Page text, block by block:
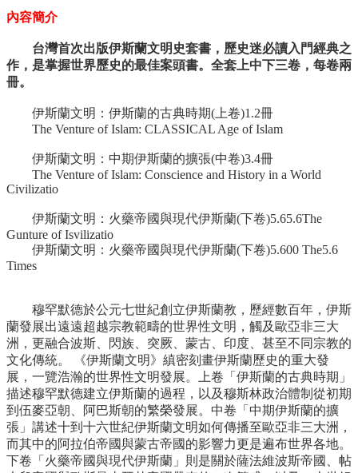
內容簡介
台灣首次出版伊斯蘭文明史套書，歷史迷必讀入門經典之
作，是掌握世界歷史的最佳案頭書。全套上中下三卷，每卷兩
冊。
伊斯蘭文明：伊斯蘭的古典時期(上卷)1.2冊
The Venture of Islam: CLASSICAL Age of Islam
伊斯蘭文明：中期伊斯蘭的擴張(中卷)3.4冊
The Venture of Islam: Conscience and History in a World
Civilizatio
伊斯蘭文明：火藥帝國與現代伊斯蘭(下卷)5.65.6The
Gunture of Isvilizatio
伊斯蘭文明：火藥帝國與現代伊斯蘭(下卷)5.600 The5.6
Times
穆罕默德於公元七世紀創立伊斯蘭教，歷經數百年，伊斯
蘭發展出遠遠超越宗教範疇的世界性文明，觸及歐亞非三大
洲，更融合波斯、閃族、突厥、蒙古、印度、甚至不同宗教的
文化傳統。 《伊斯蘭文明》縝密刻畫伊斯蘭歷史的重大發
展，一覽浩瀚的世界性文明發展。上卷「伊斯蘭的古典時期」
描述穆罕默德建立伊斯蘭的過程，以及穆斯林政治體制從初期
到伍麥亞朝、阿巴斯朝的繁榮發展。中卷「中期伊斯蘭的擴
張」講述十到十六世紀伊斯蘭文明如何傳播至歐亞非三大洲，
而其中的阿拉伯帝國與蒙古帝國的影響力更是遍布世界各地。
下卷「火藥帝國與現代伊斯蘭」則是關於薩法維波斯帝國、帖